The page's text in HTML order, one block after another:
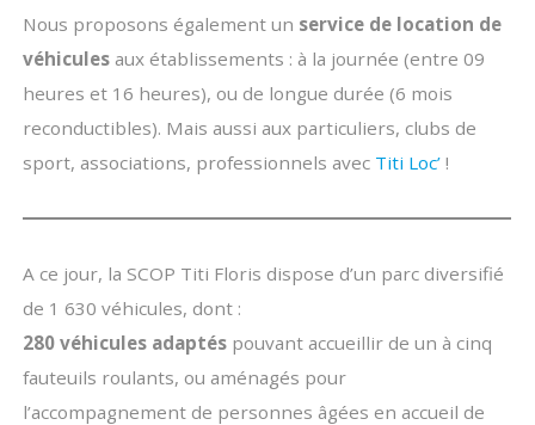
Nous proposons également un service de location de
véhicules aux établissements : à la journée (entre 09
heures et 16 heures), ou de longue durée (6 mois
reconductibles). Mais aussi aux particuliers, clubs de
sport, associations, professionnels avec Titi Loc’ !
A ce jour, la SCOP Titi Floris dispose d’un parc diversifié
de 1 630 véhicules, dont :
280 véhicules adaptés pouvant accueillir de un à cinq
fauteuils roulants, ou aménagés pour
l’accompagnement de personnes âgées en accueil de